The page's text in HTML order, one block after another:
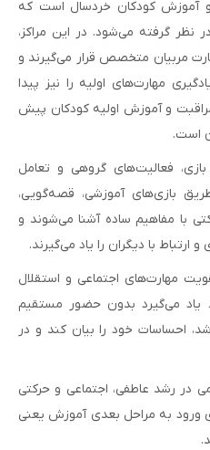
آموزش کودکان خردسال است که
کودکان ۲ تا ۵ سال در نظر گرفته می‌شود. در این مراکز،
مربیان متخصص قرار می‌گیرند و
مهارت‌های اولیه را نیز پیدا
و آموزش اولیه کودکان پیش
است.
فعالیت‌های گروهی و تعامل
بازی‌های آموزشی، قصه‌گویی،
با مفاهیم ساده آشنا می‌شوند و
ارتباط با دیگران را یاد می‌گیرند.
مهارت‌های اجتماعی و استقلال
می‌گیرد بدون حضور مستقیم
احساسات خود را بیان کند و در
رشد عاطفی، اجتماعی و حرکتی
ورود به مراحل بعدی آموزش یعنی